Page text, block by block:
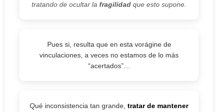
tratando de ocultar la fragilidad que esto supone.
Pues si, resulta que en esta vorágine de
vinculaciones, a veces no estamos de lo más
“acertados”…
Qué inconsistencia tan grande, tratar de mantener